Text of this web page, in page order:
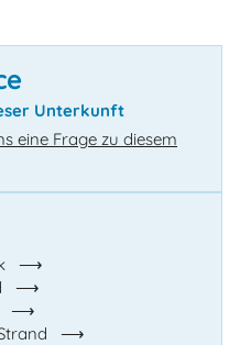
Unterkunft
eine Frage zu diesem